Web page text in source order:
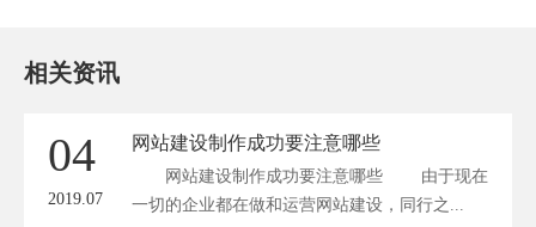
相关资讯
04
2019.07
网站建设制作成功要注意哪些
网站建设制作成功要注意哪些 由于现在
一切的企业都在做和运营网站建设，同行之...